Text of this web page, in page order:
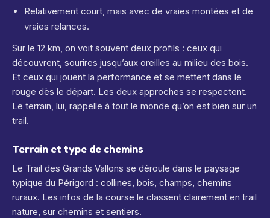
Relativement court, mais avec de vraies montées et de
vraies relances.
Sur le 12 km, on voit souvent deux profils : ceux qui
découvrent, sourires jusqu’aux oreilles au milieu des bois.
Et ceux qui jouent la performance et se mettent dans le
rouge dès le départ. Les deux approches se respectent.
Le terrain, lui, rappelle à tout le monde qu’on est bien sur un
trail.
Terrain et type de chemins
Le Trail des Grands Vallons se déroule dans le paysage
typique du Périgord : collines, bois, champs, chemins
ruraux. Les infos de la course le classent clairement en trail
nature, sur chemins et sentiers.